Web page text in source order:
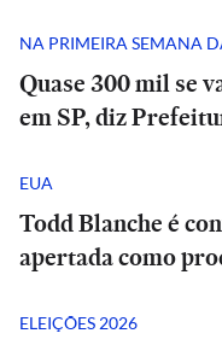
NA PRIMEIRA SEMANA
Quase 300 mil se
em SP, diz
EUA
Todd Blanche é
apertada como
ELEIÇÕES 2026